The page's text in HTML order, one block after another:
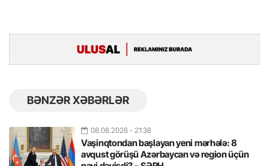
BƏNZƏR XƏBƏRLƏR
08.08.2026 - 21:38
Vaşinqtondan başlayan yeni mərhələ: 8
avqust görüşü Azərbaycan və region üçün